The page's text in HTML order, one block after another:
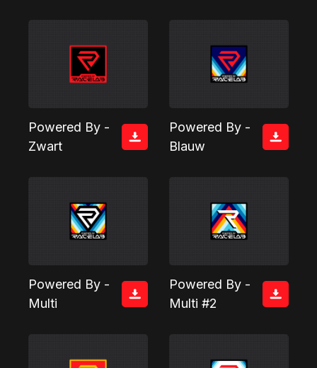
Powered By -
Zwart
Powered By -
Blauw
Powered By -
Multi
Powered By -
Multi #2